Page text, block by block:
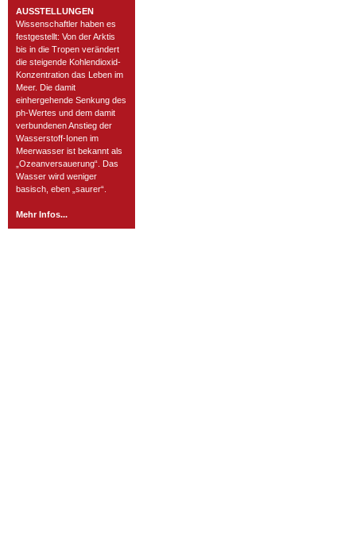
AUSSTELLUNGEN
Wissenschaftler haben es
festgestellt: Von der Arktis
bis in die Tropen verändert
die steigende Kohlendioxid-
Konzentration das Leben im
Meer. Die damit
einhergehende Senkung des
ph-Wertes und dem damit
verbundenen Anstieg der
Wasserstoff-Ionen im
Meerwasser ist bekannt als
„Ozeanversauerung“. Das
Wasser wird weniger
basisch, eben „saurer“.
Mehr Infos...